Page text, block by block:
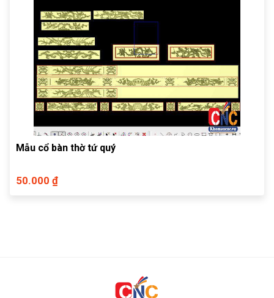
Mẫu cổ bàn thờ tứ quý
50.000 ₫